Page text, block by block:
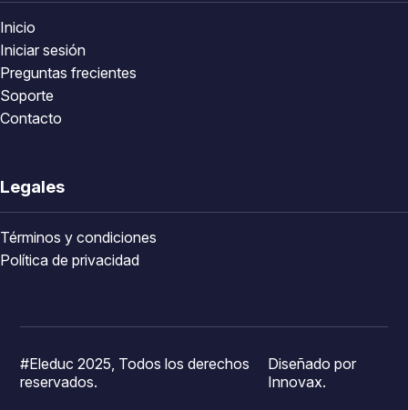
Inicio
Iniciar sesión
Preguntas frecientes
Soporte
Contacto
Legales
Términos y condiciones
Política de privacidad
#Eleduc 2025, Todos los derechos
reservados.
Diseñado por
Innovax.